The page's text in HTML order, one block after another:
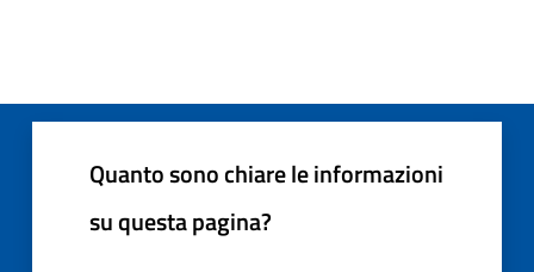
Quanto sono chiare le informazioni
su questa pagina?